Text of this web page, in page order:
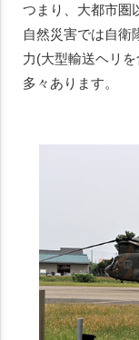
つまり、大都市圏
自然災害では自衛
力(大型輸送ヘリ
多々あります。